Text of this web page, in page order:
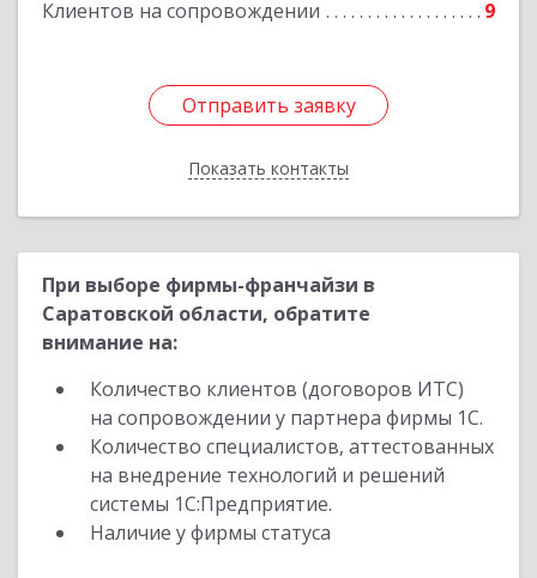
Клиентов на сопровождении 9
Отправить заявку
Показать контакты
Отправить заявку
Назад
При выборе фирмы-франчайзи в
Саратовской области, обратите
внимание на:
Количество клиентов (договоров ИТС)
на сопровождении у партнера фирмы 1С.
Количество специалистов, аттестованных
на внедрение технологий и решений
системы 1С:Предприятие.
Наличие у фирмы статуса